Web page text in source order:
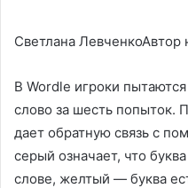
Светлана ЛевченкоАвтор
В Wordle игроки
слово за шесть попыток.
дает обратную связь с
серый означает, что
слове, желтый — буква